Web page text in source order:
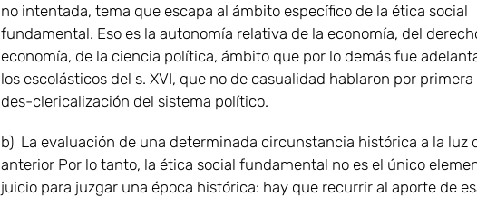
no intentada, tema que escapa al ámbito específico de la ética social
fundamental. Eso es la autonomía relativa de la economía, del
economía, de la ciencia política, ámbito que por lo demás fue
los escolásticos del s. XVI, que no de casualidad hablaron por primera
des-clericalización del sistema político.
b) La evaluación de una determinada circunstancia histórica a la luz
anterior Por lo tanto, la ética social fundamental no es el único
juicio para juzgar una época histórica: hay que recurrir al aporte de